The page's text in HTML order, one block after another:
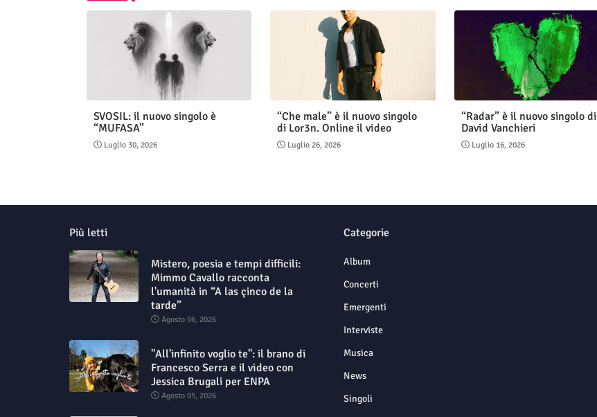
SVOSIL: il nuovo singolo è
“MUFASA”
Luglio 30, 2026
“Che male” è il nuovo singolo
di Lor3n. Online il video
Luglio 26, 2026
“Radar” è il nuovo singolo di
David Vanchieri
Luglio 16, 2026
Più letti
Mistero, poesia e tempi difficili:
Mimmo Cavallo racconta
l'umanità in “A las çinco de la
tarde”
Agosto 06, 2026
"All'infinito voglio te": il brano di
Francesco Serra e il video con
Jessica Brugali per ENPA
Agosto 05, 2026
Categorie
Album
Concerti
Emergenti
Interviste
Musica
News
Singoli